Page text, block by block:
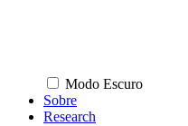
Modo Escuro
Sobre
Research